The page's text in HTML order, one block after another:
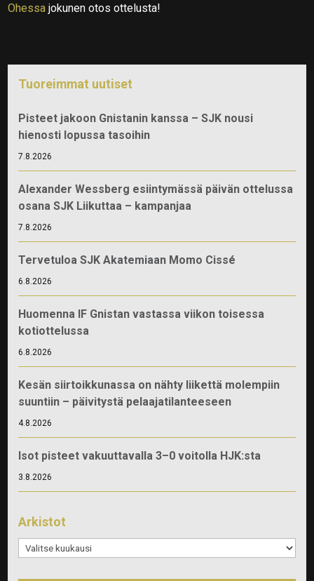
Ohessa jokunen otos ottelusta!
Tuoreimmat uutiset
Pisteet jakoon Gnistanin kanssa – SJK nousi
hienosti lopussa tasoihin
7.8.2026
Alexander Wessberg esiintymässä päivän ottelussa
osana SJK Liikuttaa – kampanjaa
7.8.2026
Tervetuloa SJK Akatemiaan Momo Cissé
6.8.2026
Huomenna IF Gnistan vastassa viikon toisessa
kotiottelussa
6.8.2026
Kesän siirtoikkunassa on nähty liikettä molempiin
suuntiin – päivitystä pelaajatilanteeseen
4.8.2026
Isot pisteet vakuuttavalla 3–0 voitolla HJK:sta
3.8.2026
Arkistot
Arkistot